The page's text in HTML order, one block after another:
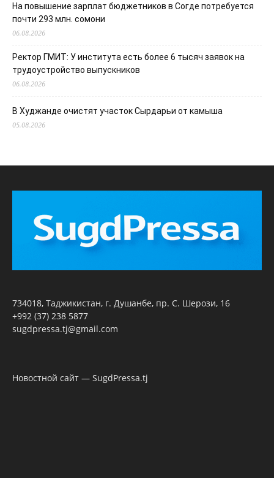
На повышение зарплат бюджетников в Согде потребуется
почти 293 млн. сомони
06.08.2026
Ректор ГМИТ: У института есть более 6 тысяч заявок на
трудоустройство выпускников
06.08.2026
В Худжанде очистят участок Сырдарьи от камыша
05.08.2026
734018, Таджикистан, г. Душанбе, пр. С. Шерози, 16
+992 (37) 238 5877
sugdpressa.tj@gmail.com
Новостной сайт — SugdPressa.tj